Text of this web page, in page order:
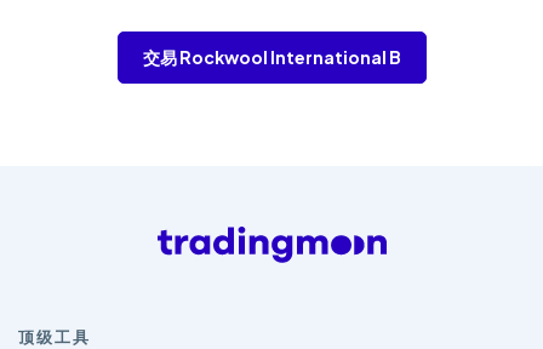
交易 Rockwool International B
顶级工具